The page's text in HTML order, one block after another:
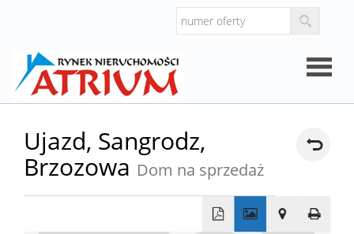
firmie
Ujazd, Sangrodz,
Brzozowa Dom na sprzedaż